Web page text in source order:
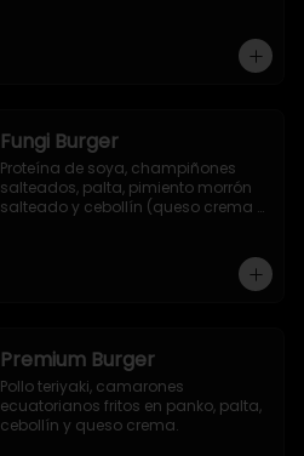
Fungi Burger
Proteína de soya, champiñones
salteados, palta, pimiento morrón
salteado y cebollín (queso crema
Premium Burger
Pollo teriyaki, camarones
ecuatorianos fritos en panko, palta,
cebollín y queso crema.